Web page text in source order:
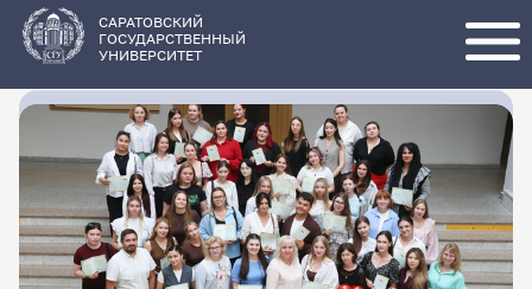
основному
содержанию
САРАТОВСКИЙ
ГОСУДАРСТВЕННЫЙ
УНИВЕРСИТЕТ